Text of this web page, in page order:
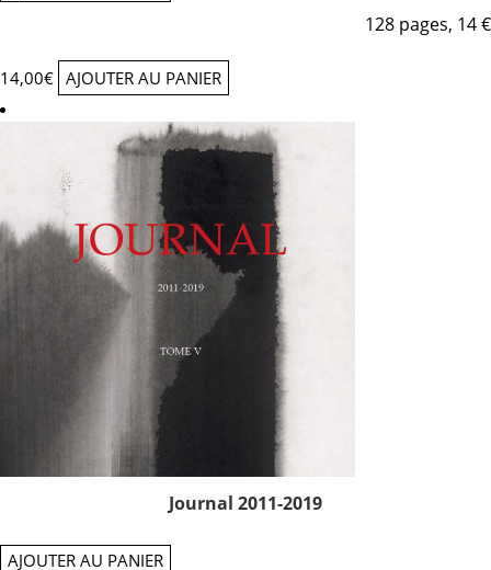
128 pages, 14 €
14,00€ AJOUTER AU PANIER
Journal 2011-2019
AJOUTER AU PANIER